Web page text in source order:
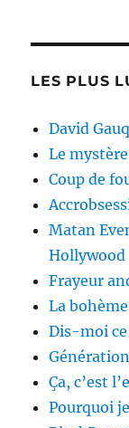
LES PLUS
David
Le
Coup de
Matan
Hollywood
Frayeur
La
Dis-moi
Ça, c’est
Pourquoi